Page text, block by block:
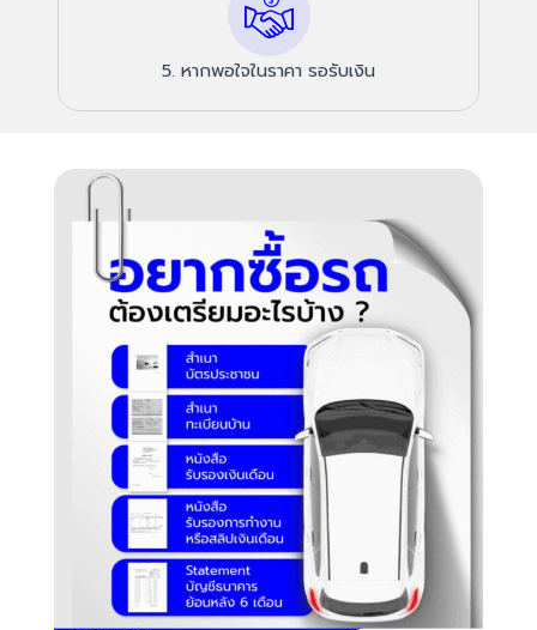
5. หากพอใจในราคา รอรับเงิน